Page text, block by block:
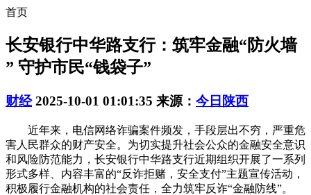
首页
长安银行中华路支行：筑牢金融“防火墙
” 守护市民“钱袋子”
财经 2025-10-01 01:01:35 来源： 今日陕西
近年来，电信网络诈骗案件频发，手段层出不穷，严重危
害人民群众的财产安全。为切实提升社会公众的金融安全意识
和风险防范能力，长安银行中华路支行近期组织开展了一系列
形式多样、内容丰富的“反诈拒赌，安全支付”主题宣传活动，
积极履行金融机构的社会责任，全力筑牢反诈“金融防线”。